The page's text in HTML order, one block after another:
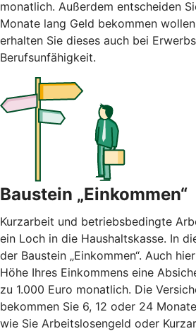
monatlich. Außerdem entscheiden
Monate lang Geld bekommen
erhalten Sie dieses auch bei
Berufsunfähigkeit.
Baustein „Einkommen“
Kurzarbeit und betriebsbedingte
ein Loch in die Haushaltskasse. In
der Baustein „Einkommen“. Auch
Höhe Ihres Einkommens eine
zu 1.000 Euro monatlich. Die
bekommen Sie 6, 12 oder 24
wie Sie Arbeitslosengeld oder